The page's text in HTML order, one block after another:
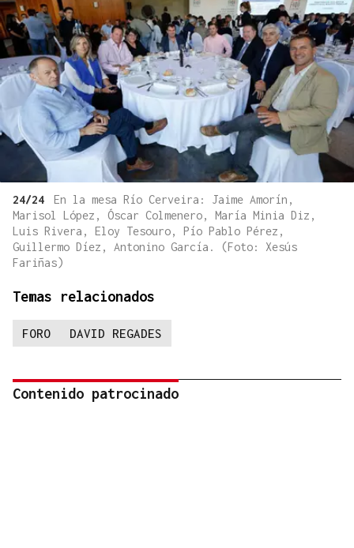
24/24
En la mesa Río Cerveira: Jaime Amorín,
Marisol López, Óscar Colmenero, María Minia Diz,
Luis Rivera, Eloy Tesouro, Pío Pablo Pérez,
Guillermo Díez, Antonino García. (Foto: Xesús
Fariñas)
Temas relacionados
FORO DAVID REGADES
Contenido patrocinado